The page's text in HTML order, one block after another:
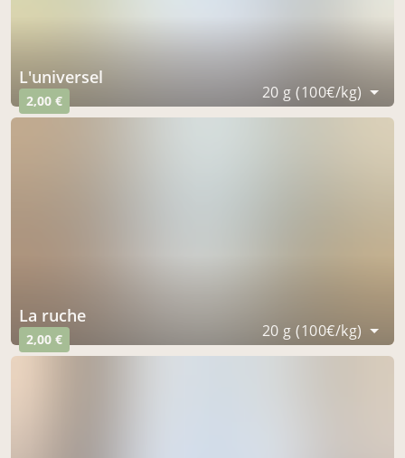
l'universel
2,00 € 20 g (100€/kg)
la ruche
2,00 € 20 g (100€/kg)